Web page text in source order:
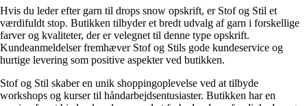
Hvis du leder efter garn til drops snow opskrift, er Stof og Stil et
værdifuldt stop. Butikken tilbyder et bredt udvalg af garn i forskellige
farver og kvaliteter, der er velegnet til denne type opskrift.
Kundeanmeldelser fremhæver Stof og Stils gode kundeservice og
hurtige levering som positive aspekter ved butikken.
Stof og Stil skaber en unik shoppingoplevelse ved at tilbyde
workshops og kurser til håndarbejdsentusiaster. Butikken har en